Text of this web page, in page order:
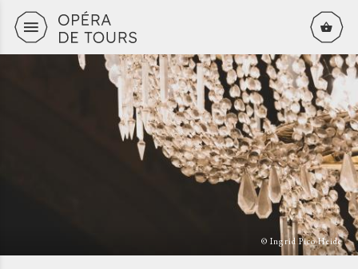
Aller au contenu principal
© Ingrid Pico Heide